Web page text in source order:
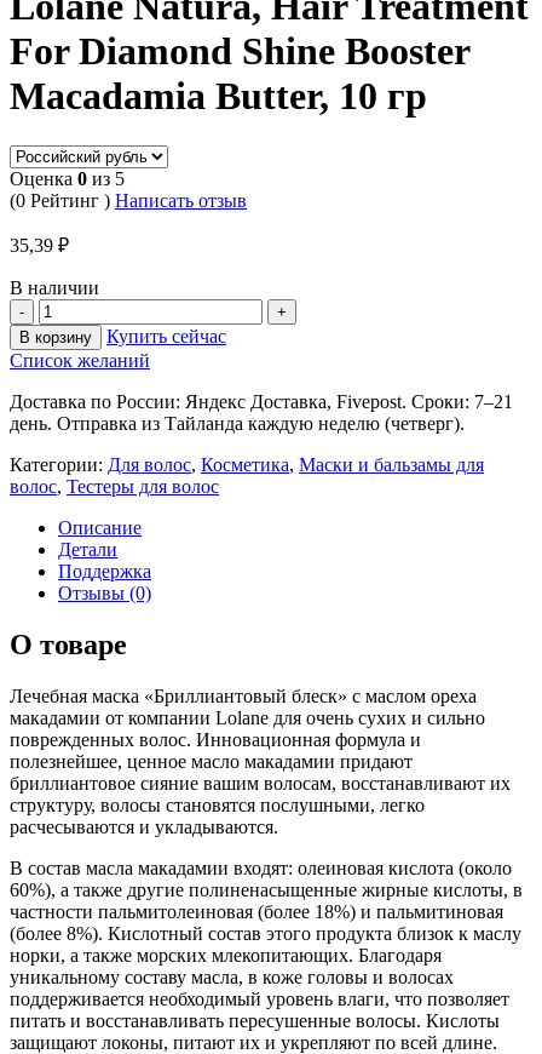
For Diamond Shine Booster
Macadamia Butter, 10 гр
Оценка 0 из 5
(0 Рейтинг ) Написать отзыв
35,39 ₽
В наличии
В корзину
Купить сейчас
Список желаний
Доставка по России: Яндекс Доставка, Fivepost. Сроки: 7–21
день. Отправка из Тайланда каждую неделю (четверг).
Категории: Для волос, Косметика, Маски и бальзамы для
волос, Тестеры для волос
Описание
Детали
Поддержка
Отзывы (0)
О товаре
Лечебная маска «Бриллиантовый блеск» с маслом ореха
макадамии от компании Lolane для очень сухих и сильно
поврежденных волос. Инновационная формула и
полезнейшее, ценное масло макадамии придают
бриллиантовое сияние вашим волосам, восстанавливают их
структуру, волосы становятся послушными, легко
расчесываются и укладываются.
В состав масла макадамии входят: олеиновая кислота (около
60%), а также другие полиненасыщенные жирные кислоты, в
частности пальмитолеиновая (более 18%) и пальмитиновая
(более 8%). Кислотный состав этого продукта близок к маслу
норки, а также морских млекопитающих. Благодаря
уникальному составу масла, в коже головы и волосах
поддерживается необходимый уровень влаги, что позволяет
питать и восстанавливать пересушенные волосы. Кислоты
защищают локоны, питают их и укрепляют по всей длине.